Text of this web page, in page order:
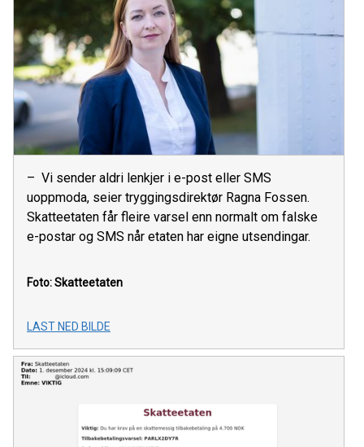
– Vi sender aldri lenkjer i e-post eller SMS
uoppmoda, seier tryggingsdirektør Ragna Fossen.
Skatteetaten får fleire varsel enn normalt om falske
e-postar og SMS når etaten har eigne utsendingar.
Foto: Skatteetaten
LAST NED BILDE